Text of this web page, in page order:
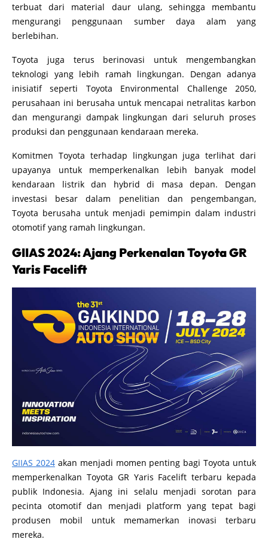
terbuat dari material daur ulang, sehingga membantu
mengurangi penggunaan sumber daya alam yang
berlebihan.
Toyota juga terus berinovasi untuk mengembangkan
teknologi yang lebih ramah lingkungan. Dengan adanya
inisiatif seperti Toyota Environmental Challenge 2050,
perusahaan ini berusaha untuk mencapai netralitas karbon
dan mengurangi dampak lingkungan dari seluruh proses
produksi dan penggunaan kendaraan mereka.
Komitmen Toyota terhadap lingkungan juga terlihat dari
upayanya untuk memperkenalkan lebih banyak model
kendaraan listrik dan hybrid di masa depan. Dengan
investasi besar dalam penelitian dan pengembangan,
Toyota berusaha untuk menjadi pemimpin dalam industri
otomotif yang ramah lingkungan.
GIIAS 2024: Ajang Perkenalan Toyota GR
Yaris Facelift
GIIAS 2024akan menjadi momen penting bagi Toyota untuk
memperkenalkan Toyota GR Yaris Facelift terbaru kepada
publik Indonesia. Ajang ini selalu menjadi sorotan para
pecinta otomotif dan menjadi platform yang tepat bagi
produsen mobil untuk memamerkan inovasi terbaru
mereka.